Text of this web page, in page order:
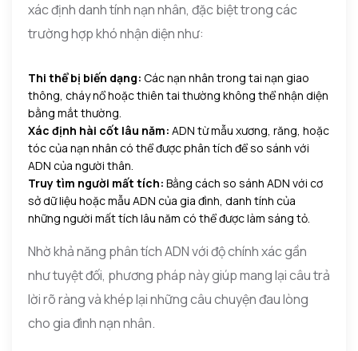
xác định danh tính nạn nhân, đặc biệt trong các
trường hợp khó nhận diện như:
Thi thể bị biến dạng: Các nạn nhân trong tai nạn giao
thông, cháy nổ hoặc thiên tai thường không thể nhận diện
bằng mắt thường.
Xác định hài cốt lâu năm: ADN từ mẫu xương, răng, hoặc
tóc của nạn nhân có thể được phân tích để so sánh với
ADN của người thân.
Truy tìm người mất tích: Bằng cách so sánh ADN với cơ
sở dữ liệu hoặc mẫu ADN của gia đình, danh tính của
những người mất tích lâu năm có thể được làm sáng tỏ.
Nhờ khả năng phân tích ADN với độ chính xác gần
như tuyệt đối, phương pháp này giúp mang lại câu trả
lời rõ ràng và khép lại những câu chuyện đau lòng
cho gia đình nạn nhân.